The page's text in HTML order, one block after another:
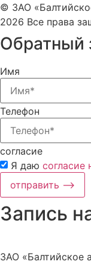
© ЗАО
2026 Все права
Обратный
Имя
Телефон
согласие
Я даю согласие
отправить ⟶
Запись
ЗАО «Балтийское